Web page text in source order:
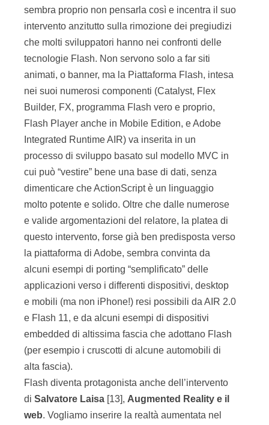
sembra proprio non pensarla così e incentra il suo
intervento anzitutto sulla rimozione dei pregiudizi
che molti sviluppatori hanno nei confronti delle
tecnologie Flash. Non servono solo a far siti
animati, o banner, ma la Piattaforma Flash, intesa
nei suoi numerosi componenti (Catalyst, Flex
Builder, FX, programma Flash vero e proprio,
Flash Player anche in Mobile Edition, e Adobe
Integrated Runtime AIR) va inserita in un
processo di sviluppo basato sul modello MVC in
cui può “vestire” bene una base di dati, senza
dimenticare che ActionScript è un linguaggio
molto potente e solido. Oltre che dalle numerose
e valide argomentazioni del relatore, la platea di
questo intervento, forse già ben predisposta verso
la piattaforma di Adobe, sembra convinta da
alcuni esempi di porting “semplificato” delle
applicazioni verso i differenti dispositivi, desktop
e mobili (ma non iPhone!) resi possibili da AIR 2.0
e Flash 11, e da alcuni esempi di dispositivi
embedded di altissima fascia che adottano Flash
(per esempio i cruscotti di alcune automobili di
alta fascia).
Flash diventa protagonista anche dell’intervento
di Salvatore Laisa [13], Augmented Reality e il
web. Vogliamo inserire la realtà aumentata nel